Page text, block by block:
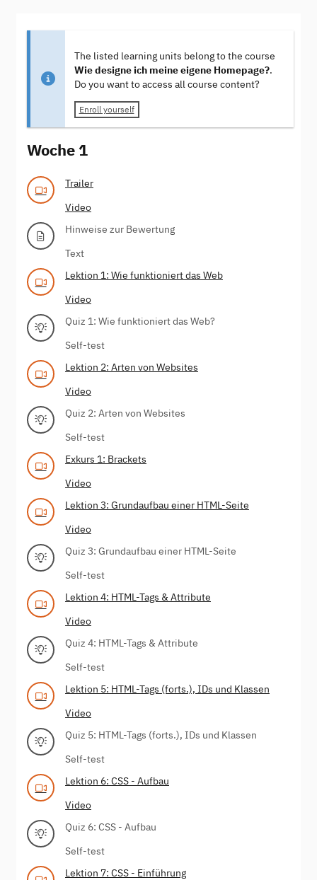
The listed learning units belong to the course
Wie designe ich meine eigene Homepage?.
Do you want to access all course content?
Enroll yourself
Woche 1
Trailer
Video
Hinweise zur Bewertung
Text
Lektion 1: Wie funktioniert das Web
Video
Quiz 1: Wie funktioniert das Web?
Self-test
Lektion 2: Arten von Websites
Video
Quiz 2: Arten von Websites
Self-test
Exkurs 1: Brackets
Video
Lektion 3: Grundaufbau einer HTML-Seite
Video
Quiz 3: Grundaufbau einer HTML-Seite
Self-test
Lektion 4: HTML-Tags & Attribute
Video
Quiz 4: HTML-Tags & Attribute
Self-test
Lektion 5: HTML-Tags (forts.), IDs und Klassen
Video
Quiz 5: HTML-Tags (forts.), IDs und Klassen
Self-test
Lektion 6: CSS - Aufbau
Video
Quiz 6: CSS - Aufbau
Self-test
Lektion 7: CSS - Einführung